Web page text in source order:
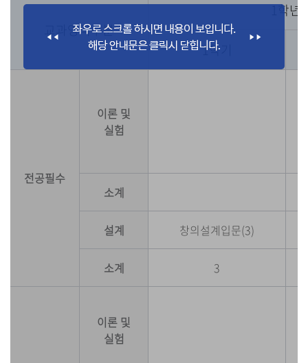
교과영역구분
1학년
1학기
전공필수
이론 및
실험
소계
설계 창의설계입문(3)
소계 3
이론 및
실험